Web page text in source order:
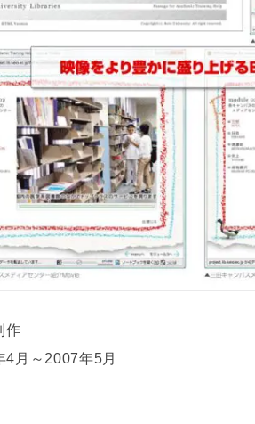
作
月～2007年5月